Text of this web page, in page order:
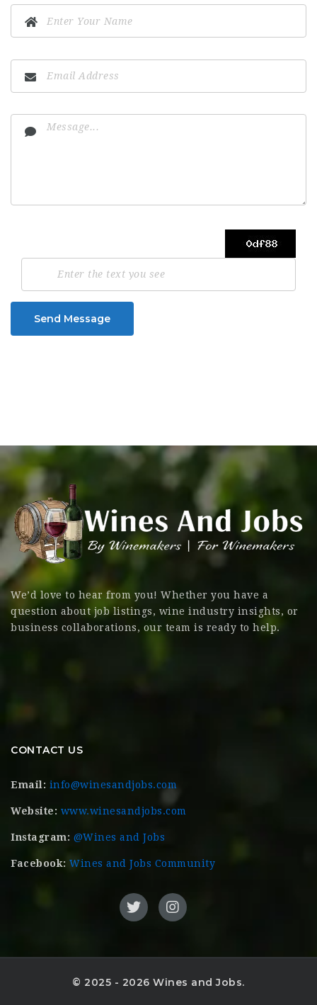
Send Message
We’d love to hear from you! Whether you have a
question about job listings, wine industry insights, or
business collaborations, our team is ready to help.
CONTACT US
Email: info@winesandjobs.com
Website: www.winesandjobs.com
Instagram: @Wines and Jobs
Facebook: Wines and Jobs Community
© 2025 - 2026 Wines and Jobs.